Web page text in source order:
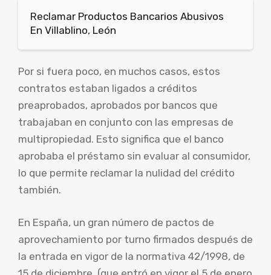
Reclamar Productos Bancarios Abusivos
En Villablino, León
Por si fuera poco, en muchos casos, estos
contratos estaban ligados a créditos
preaprobados, aprobados por bancos que
trabajaban en conjunto con las empresas de
multipropiedad. Esto significa que el banco
aprobaba el préstamo sin evaluar al consumidor,
lo que permite reclamar la nulidad del crédito
también.
En España, un gran número de pactos de
aprovechamiento por turno firmados después de
la entrada en vigor de la normativa 42/1998, de